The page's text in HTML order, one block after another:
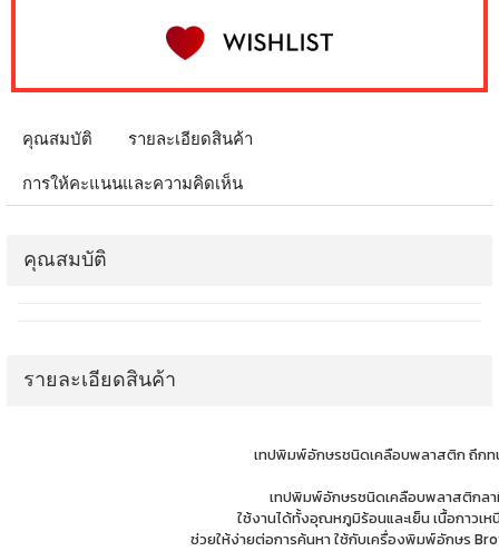
คุณสมบัติ รายละเอียดสินค้า
การให้คะแนนและความคิดเห็น
คุณสมบัติ
รายละเอียดสินค้า
เทปพิมพ์อักษรชนิดเคลือบพลาสติก ถึกท
เทปพิมพ์อักษรชนิดเคลือบพลาสติกลา
ใช้งานได้ทั้งอุณหภูมิร้อนและเย็น เนื้อกาว
ช่วยให้ง่ายต่อการค้นหา ใช้กับเครื่องพิมพ์อักษร